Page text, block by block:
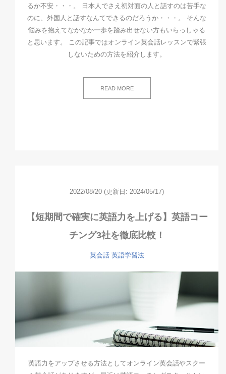
るか不安・・・。 日本人でさえ初対面の人と話すのは苦手な
のに、外国人と話すなんてできるのだろうか・・・。 そんな
悩みを抱えてなかなか一歩を踏み出せない方もいらっしゃる
と思います。 この記事ではオンライン英会話レッスンで緊張
しないための方法を紹介します。
READ MORE
2022/08/20 (更新日: 2024/05/17)
【短期間で確実に英語力を上げる】英語コー
チング3社を徹底比較！
英会話 英語学習法
英語力をアップさせる方法としてオンライン英会話やスクー